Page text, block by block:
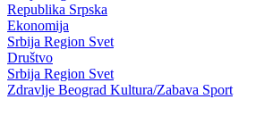
Republika Srpska
Ekonomija
Srbija Region Svet
Društvo
Srbija Region Svet
Zdravlje Beograd Kultura/Zabava Sport